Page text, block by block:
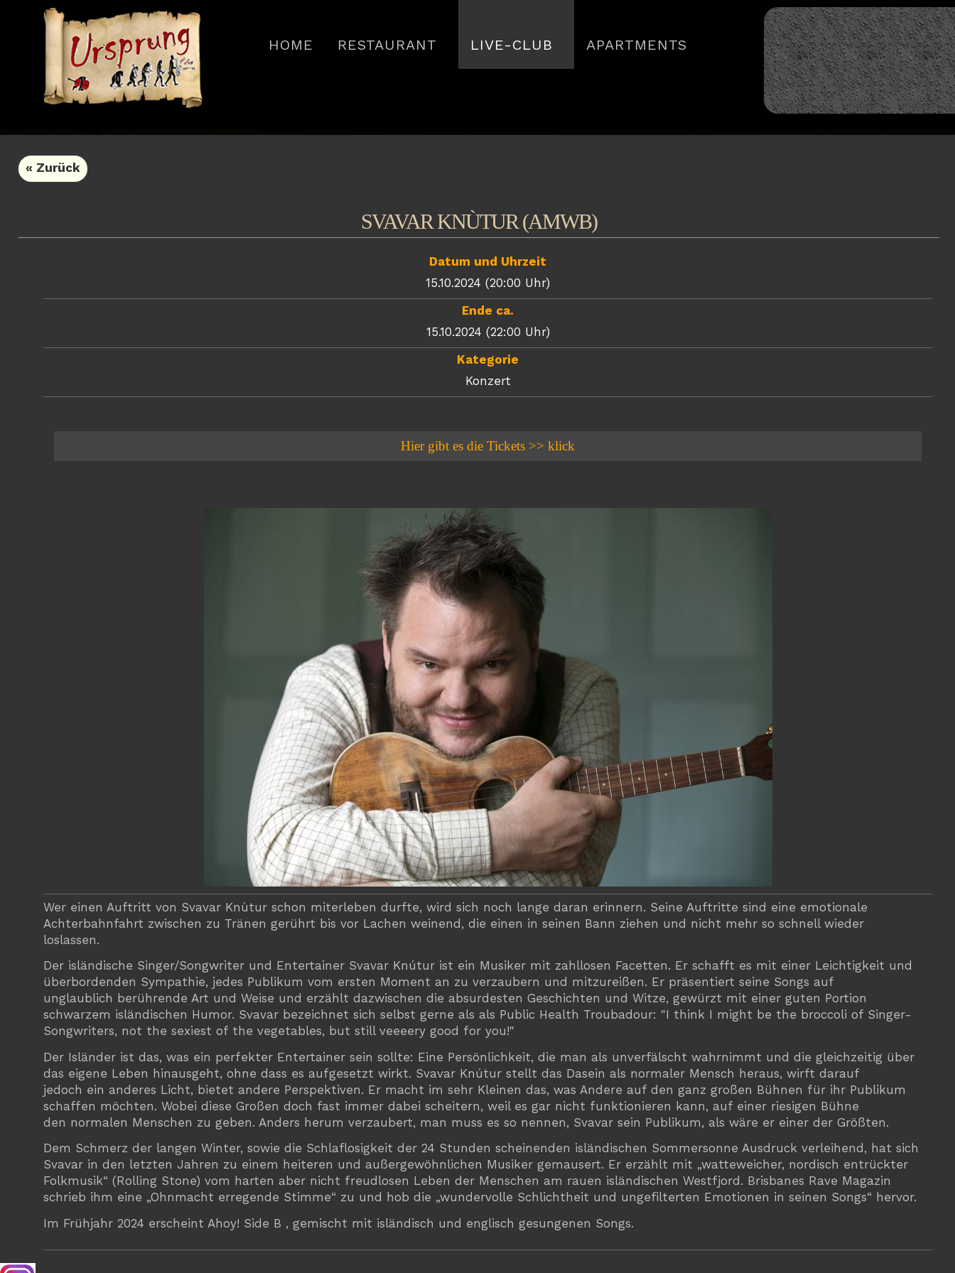
HOME RESTAURANT LIVE-CLUB APARTMENTS
« Zurück
SVAVAR KNÙTUR (AMWB)
Datum und Uhrzeit
15.10.2024 (20:00 Uhr)
Ende ca.
15.10.2024 (22:00 Uhr)
Kategorie
Konzert
Hier gibt es die Tickets >> klick
Wer einen Auftritt von Svavar Knùtur schon miterleben durfte, wird sich noch lange daran erinnern. Seine Auftritte sind eine emotionale
Achterbahnfahrt zwischen zu Tränen gerührt bis vor Lachen weinend, die einen in seinen Bann ziehen und nicht mehr so schnell wieder
loslassen.
Der isländische Singer/Songwriter und Entertainer Svavar Knútur ist ein Musiker mit zahllosen Facetten. Er schafft es mit einer Leichtigkeit und
überbordenden Sympathie, jedes Publikum vom ersten Moment an zu verzaubern und mitzureißen. Er präsentiert seine Songs auf
unglaublich berührende Art und Weise und erzählt dazwischen die absurdesten Geschichten und Witze, gewürzt mit einer guten Portion
schwarzem isländischen Humor. Svavar bezeichnet sich selbst gerne als als Public Health Troubadour: "I think I might be the broccoli of Singer-
Songwriters, not the sexiest of the vegetables, but still veeeery good for you!"
Der Isländer ist das, was ein perfekter Entertainer sein sollte: Eine Persönlichkeit, die man als unverfälscht wahrnimmt und die gleichzeitig über
das eigene Leben hinausgeht, ohne dass es aufgesetzt wirkt. Svavar Knútur stellt das Dasein als normaler Mensch heraus, wirft darauf
jedoch ein anderes Licht, bietet andere Perspektiven. Er macht im sehr Kleinen das, was Andere auf den ganz großen Bühnen für ihr Publikum
schaffen möchten. Wobei diese Großen doch fast immer dabei scheitern, weil es gar nicht funktionieren kann, auf einer riesigen Bühne
den normalen Menschen zu geben. Anders herum verzaubert, man muss es so nennen, Svavar sein Publikum, als wäre er einer der Größten.
Dem Schmerz der langen Winter, sowie die Schlaflosigkeit der 24 Stunden scheinenden isländischen Sommersonne Ausdruck verleihend, hat sich
Svavar in den letzten Jahren zu einem heiteren und außergewöhnlichen Musiker gemausert. Er erzählt mit „watteweicher, nordisch entrückter
Folkmusik“ (Rolling Stone) vom harten aber nicht freudlosen Leben der Menschen am rauen isländischen Westfjord. Brisbanes Rave Magazin
schrieb ihm eine „Ohnmacht erregende Stimme“ zu und hob die „wundervolle Schlichtheit und ungefilterten Emotionen in seinen Songs“ hervor.
Im Frühjahr 2024 erscheint Ahoy! Side B , gemischt mit isländisch und englisch gesungenen Songs.